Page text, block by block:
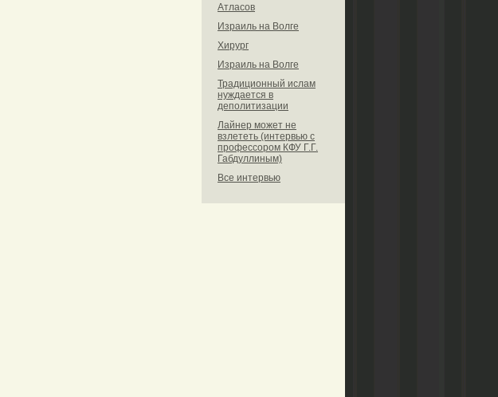
Атласов
Израиль на Волге
Хирург
Израиль на Волге
Традиционный ислам
нуждается в
деполитизации
Лайнер может не
взлететь (интервью с
профессором КФУ Г.Г.
Габдуллиным)
Все интервью